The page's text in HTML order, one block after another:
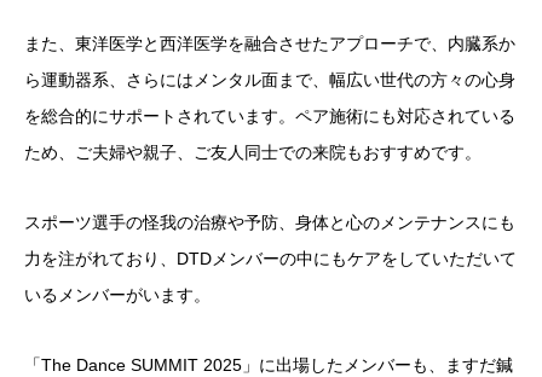
また、東洋医学と西洋医学を融合させたアプローチで、内臓系か
ら運動器系、さらにはメンタル面まで、幅広い世代の方々の心身
を総合的にサポートされています。ペア施術にも対応されている
ため、ご夫婦や親子、ご友人同士での来院もおすすめです。
スポーツ選手の怪我の治療や予防、身体と心のメンテナンスにも
力を注がれており、DTDメンバーの中にもケアをしていただいて
いるメンバーがいます。
「The Dance SUMMIT 2025」に出場したメンバーも、ますだ鍼